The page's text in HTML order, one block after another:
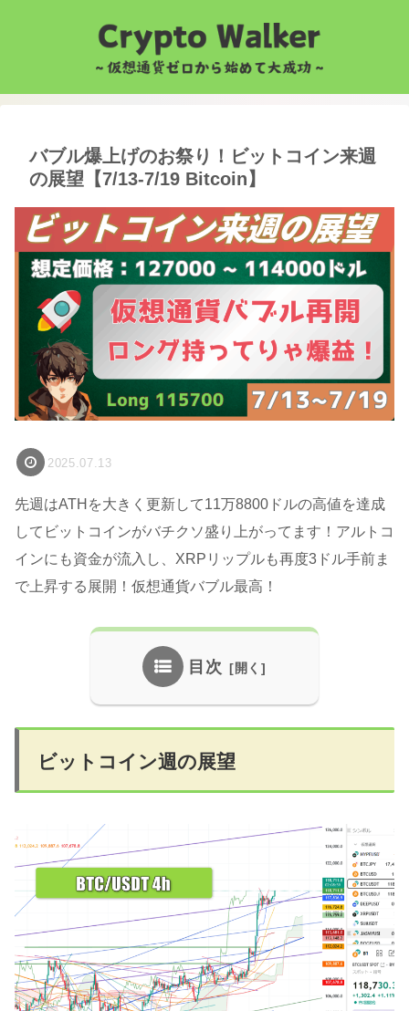
バブル爆上げのお祭り！ビットコイン来週
の展望【7/13-7/19 Bitcoin】
2025.07.13
先週はATHを大きく更新して11万8800ドルの高値を達成
してビットコインがバチクソ盛り上がってます！アルトコ
インにも資金が流入し、XRPリップルも再度3ドル手前ま
で上昇する展開！仮想通貨バブル最高！
目次
ビットコイン週の展望